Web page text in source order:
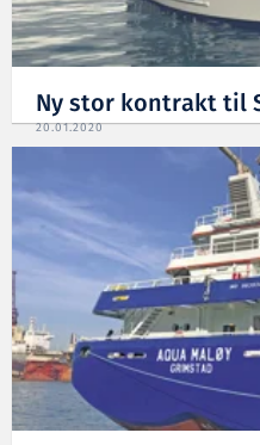
Ny stor kontrakt til
20.01.2020